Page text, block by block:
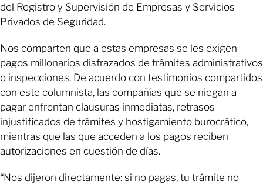
del Registro y Supervisión de Empresas y Servicios
Privados de Seguridad.
Nos comparten que a estas empresas se les exigen
pagos millonarios disfrazados de trámites administrativos
o inspecciones. De acuerdo con testimonios compartidos
con este columnista, las compañías que se niegan a
pagar enfrentan clausuras inmediatas, retrasos
injustificados de trámites y hostigamiento burocrático,
mientras que las que acceden a los pagos reciben
autorizaciones en cuestión de días.
“Nos dijeron directamente: si no pagas, tu trámite no